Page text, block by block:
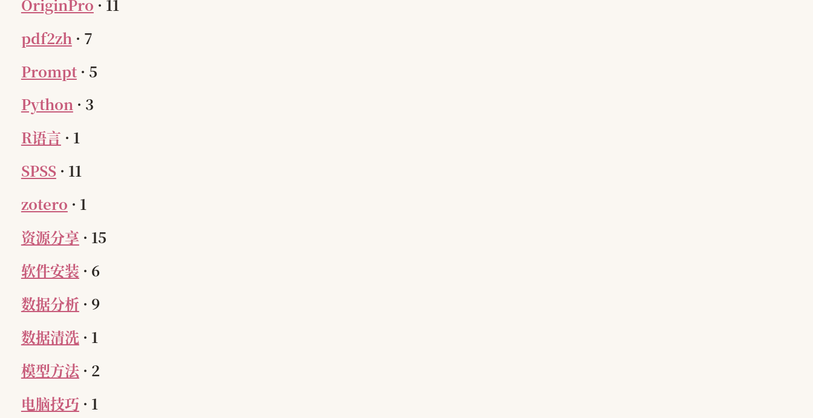
OriginPro · 11
pdf2zh · 7
Prompt · 5
Python · 3
R语言 · 1
SPSS · 11
zotero · 1
资源分享 · 15
软件安装 · 6
数据分析 · 9
数据清洗 · 1
模型方法 · 2
电脑技巧 · 1